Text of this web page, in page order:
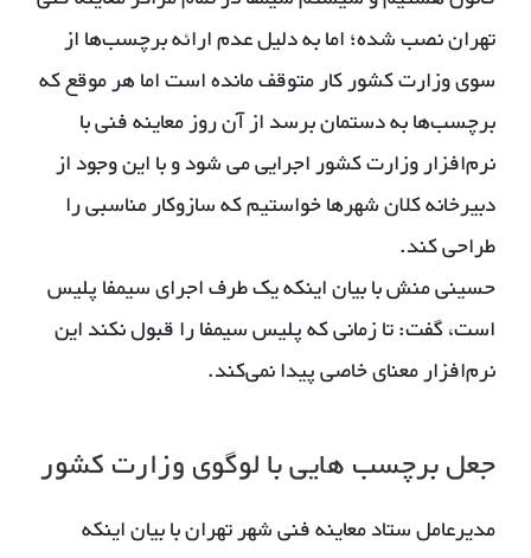
تهران نصب شده؛ اما به دلیل عدم ارائه برچسب‌ها از
سوی وزارت کشور کار متوقف مانده است اما هر موقع که
برچسب‌ها به دستمان برسد از آن روز معاینه فنی با
نرم‌افزار وزارت کشور اجرایی می شود و با این وجود از
دبیرخانه کلان شهرها خواستیم که سازوکار مناسبی را
طراحی کند.
حسینی منش با بیان اینکه یک طرف اجرای سیمفا پلیس
است، گفت: تا زمانی که پلیس سیمفا را قبول نکند این
نرم‌افزار معنای خاصی پیدا نمی‌کند.
جعل برچسب هایی با لوگوی وزارت کشور
مدیرعامل ستاد معاینه فنی شهر تهران با بیان اینکه